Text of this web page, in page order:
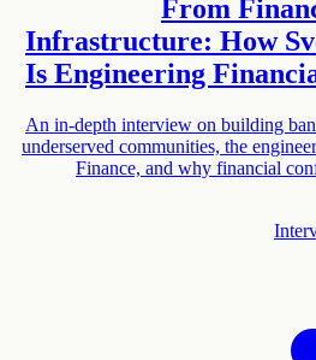
From
Infrastructure: How
Is Engineering
An in-depth interview on building
underserved communities, the
Finance, and why financial